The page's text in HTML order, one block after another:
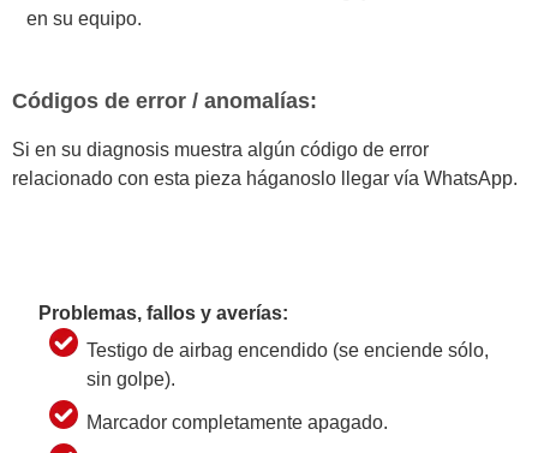
en su equipo.
Códigos de error / anomalías:
Si en su diagnosis muestra algún código de error
relacionado con esta pieza háganoslo llegar vía WhatsApp.
Problemas, fallos y averías:
Testigo de airbag encendido (se enciende sólo,
sin golpe).
Marcador completamente apagado.